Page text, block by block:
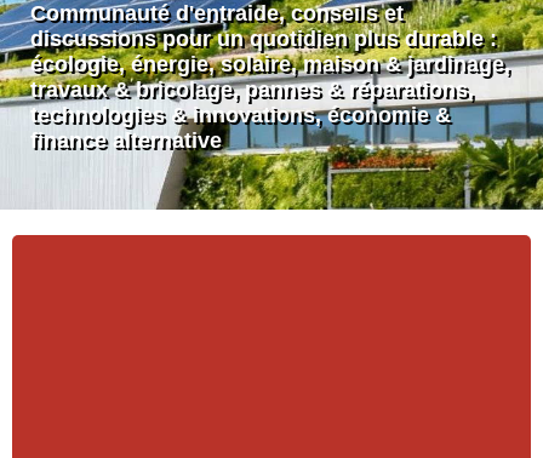
Communauté d'entraide, conseils et
discussions pour un quotidien plus durable :
écologie, énergie, solaire, maison & jardinage,
travaux & bricolage, pannes & réparations,
technologies & innovations, économie &
finance alternative